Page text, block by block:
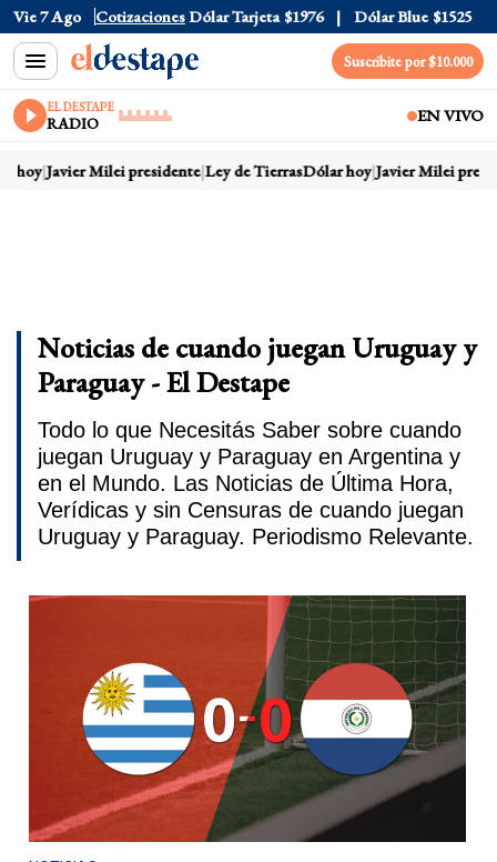
Vie 7 Ago Cotizaciones
Dólar Oficial $1520 Dólar Tarjeta $1976 Dólar Blue $1525
Suscribite por $10.000
EL DESTAPE
RADIO EN VIVO
hoy Javier Milei presidente Ley de TierrasDólar hoy Javier Milei
Noticias de cuando juegan Uruguay y
Paraguay - El Destape
Todo lo que Necesitás Saber sobre cuando
juegan Uruguay y Paraguay en Argentina y
en el Mundo. Las Noticias de Última Hora,
Verídicas y sin Censuras de cuando juegan
Uruguay y Paraguay. Periodismo Relevante.